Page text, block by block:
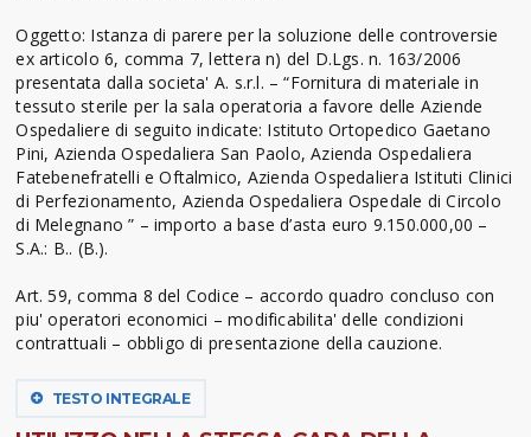
Oggetto: Istanza di parere per la soluzione delle controversie
ex articolo 6, comma 7, lettera n) del D.Lgs. n. 163/2006
presentata dalla societa' A. s.r.l. – “Fornitura di materiale in
tessuto sterile per la sala operatoria a favore delle Aziende
Ospedaliere di seguito indicate: Istituto Ortopedico Gaetano
Pini, Azienda Ospedaliera San Paolo, Azienda Ospedaliera
Fatebenefratelli e Oftalmico, Azienda Ospedaliera Istituti Clinici
di Perfezionamento, Azienda Ospedaliera Ospedale di Circolo
di Melegnano ” – importo a base d’asta euro 9.150.000,00 –
S.A.: B.. (B.).
Art. 59, comma 8 del Codice – accordo quadro concluso con
piu' operatori economici – modificabilita' delle condizioni
contrattuali – obbligo di presentazione della cauzione.
TESTO INTEGRALE